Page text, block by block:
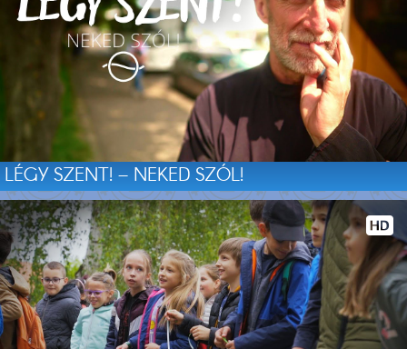
LÉGY SZENT! – NEKED SZÓL!